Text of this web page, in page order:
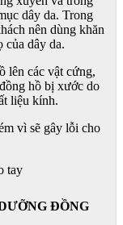
dây da. Trong
nên dùng khăn
của dây da.
lên các vật cứng,
hồ bị xước do
liệu kính.
vì sẽ gây lỗi cho
ĐỒNG